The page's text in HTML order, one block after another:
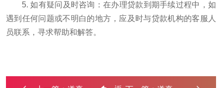
5. 如有疑问及时咨询：在办理贷款到期手续过程中，如
遇到任何问题或不明白的地方，应及时与贷款机构的客服人
员联系，寻求帮助和解答。